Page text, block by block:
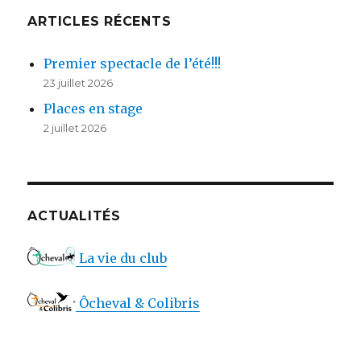
ARTICLES RÉCENTS
Premier spectacle de l’été!!!
23 juillet 2026
Places en stage
2 juillet 2026
ACTUALITÉS
La vie du club
Ôcheval & Colibris